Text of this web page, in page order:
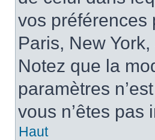
vos préférences
Paris, New
Notez que la
paramètres
vous n’êtes pas
Haut